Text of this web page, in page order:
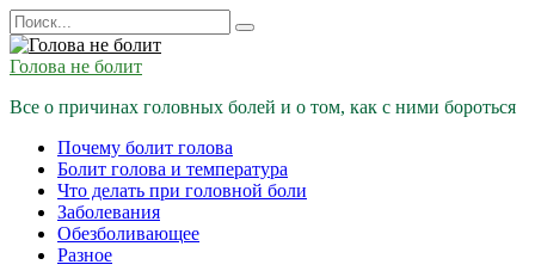
Перейти
к
содержанию
Search
for:
Голова не болит
Все о причинах головных болей и о том, как с ними бороться
Почему болит голова
Болит голова и температура
Что делать при головной боли
Заболевания
Обезболивающее
Разное